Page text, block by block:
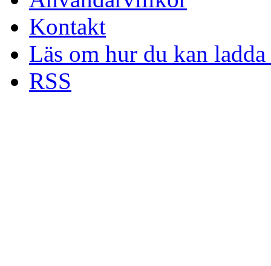
Kontakt
Läs om hur du kan
RSS